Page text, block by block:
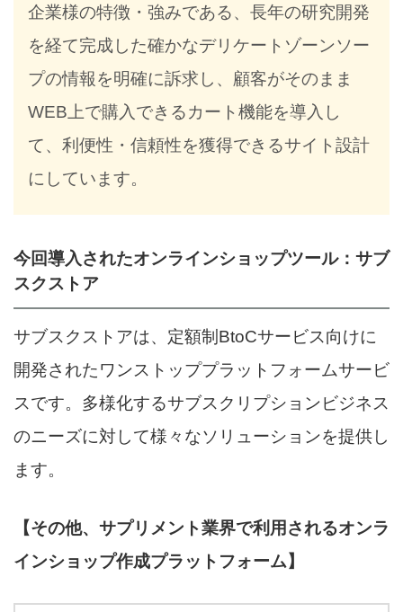
企業様の特徴・強みである、長年の研究開発
を経て完成した確かなデリケートゾーンソー
プの情報を明確に訴求し、顧客がそのまま
WEB上で購入できるカート機能を導入し
て、利便性・信頼性を獲得できるサイト設計
にしています。
今回導入されたオンラインショップツール：サブ
スクストア
サブスクストアは、定額制BtoCサービス向けに
開発されたワンストッププラットフォームサービ
スです。多様化するサブスクリプションビジネス
のニーズに対して様々なソリューションを提供し
ます。
【その他、サプリメント業界で利用されるオンラ
インショップ作成プラットフォーム】